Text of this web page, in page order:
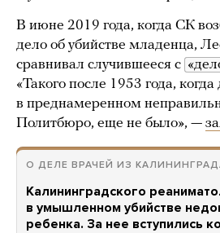
В июне 2019 года, когда СК
дело об убийстве младенца,
сравнивал случившееся с
«Такого после 1953 года,
в преднамеренном
Политбюро, еще не было», —
О ДЕЛЕ ВРАЧЕЙ ИЗ
Калининградского
в умышленном убийстве
ребенка. За нее вступились